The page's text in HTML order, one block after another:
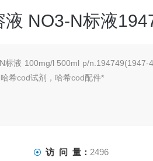
NO3-N标液
标液 100mg/l 500ml p/n.194749(1947-
希cod试剂，哈希cod配件*
访 问 量： 2496